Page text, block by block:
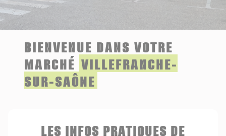
BIENVENUE DANS VOTRE
MARCHÉ VILLEFRANCHE-
SUR-SAÔNE
LES INFOS PRATIQUES DE